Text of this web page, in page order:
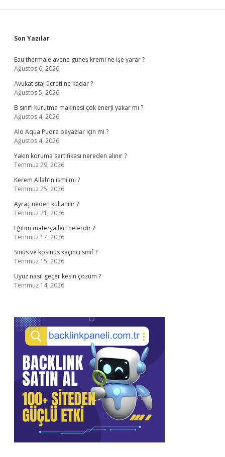
Sidebar
Son Yazılar
Eau thermale avene güneş kremi ne işe yarar ?
Ağustos 6, 2026
Avukat staj ücreti ne kadar ?
Ağustos 5, 2026
B sınıfı kurutma makinesi çok enerji yakar mı ?
Ağustos 4, 2026
Alo Aqua Pudra beyazlar için mi ?
Ağustos 4, 2026
Yakın koruma sertifikası nereden alınır ?
Temmuz 29, 2026
Kerem Allah’ın ismi mi ?
Temmuz 25, 2026
Ayraç neden kullanılır ?
Temmuz 21, 2026
Eğitim materyalleri nelerdir ?
Temmuz 17, 2026
Sinüs ve kosinüs kaçıncı sınıf ?
Temmuz 15, 2026
Uyuz nasıl geçer kesin çözüm ?
Temmuz 14, 2026